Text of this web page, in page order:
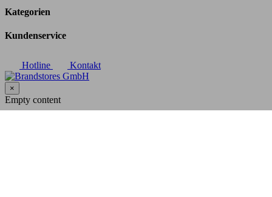
Kategorien
Kundenservice
Hotline Kontakt
×
Empty content